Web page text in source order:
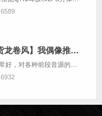
6589
【转载】【国货龙卷风】我偶像推出了新作品——乾龙盛QH1耳放前级
6932